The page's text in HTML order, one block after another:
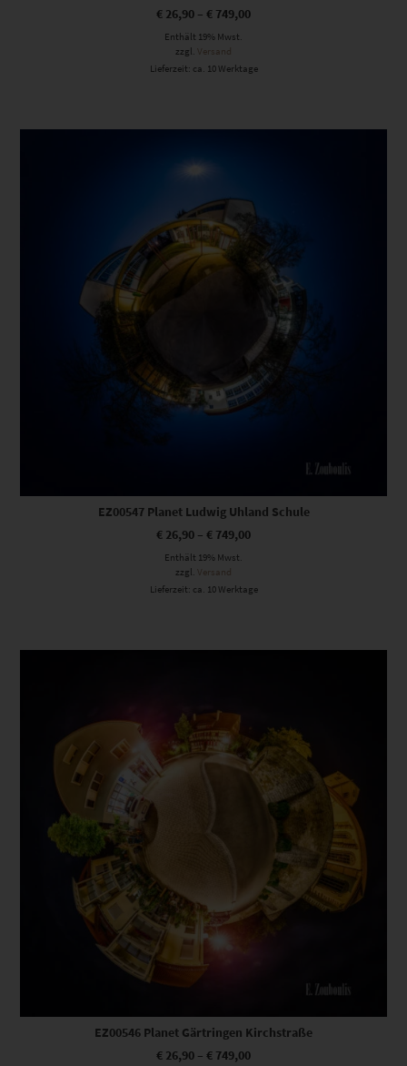
€ 26,90 – € 749,00
Enthält 19% Mwst.
zzgl. Versand
Lieferzeit: ca. 10 Werktage
Dieses Produkt weist mehrere Varianten auf. Die Optionen können auf der Produktseite gewählt werden
EZ00547 Planet Ludwig Uhland Schule
€ 26,90 – € 749,00
Enthält 19% Mwst.
zzgl. Versand
Lieferzeit: ca. 10 Werktage
Dieses Produkt weist mehrere Varianten auf. Die Optionen können auf der Produktseite gewählt werden
EZ00546 Planet Gärtringen Kirchstraße
€ 26,90 – € 749,00